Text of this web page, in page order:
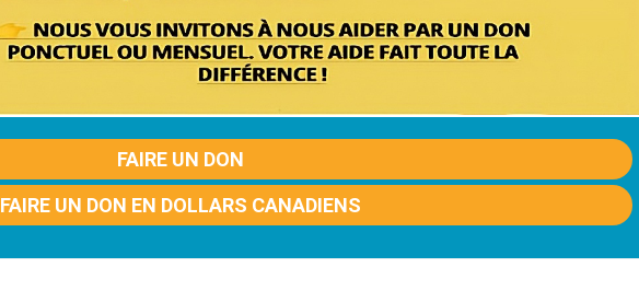
FAIRE UN DON
FAIRE UN DON EN DOLLARS CANADIENS